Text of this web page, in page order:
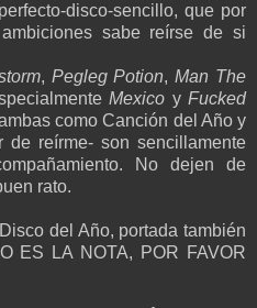
disco-sencillo, que por
sabe reírse de si
, Pegleg Potion,Man The
Mexico yFucked
como Canción del Año y
reírme- son sencillamente
No dejen de
rato.
del Año, portada también
ES LA NOTA, POR FAVOR